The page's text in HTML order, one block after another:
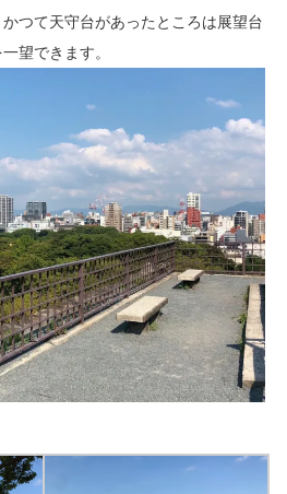
つて天守台があったところは展望台
望できます。